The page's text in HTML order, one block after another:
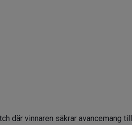
där vinnaren säkrar avancemang till